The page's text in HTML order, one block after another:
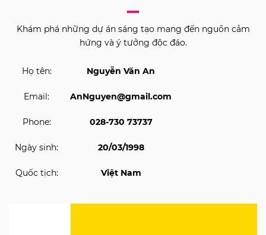
Khám phá những dự án sáng tạo mang đến nguồn cảm
hứng và ý tưởng độc đáo.
Họ tên: Nguyễn Văn An
Email: AnNguyen@gmail.com
Phone: 028-730 73737
Ngày sinh: 20/03/1998
Quốc tịch: Việt Nam